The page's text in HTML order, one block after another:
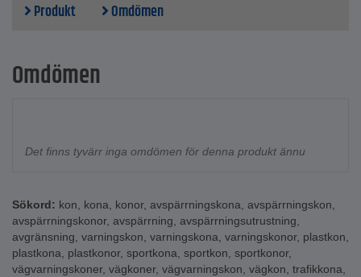
Produkt Omdömen
Omdömen
Det finns tyvärr inga omdömen för denna produkt ännu
Sökord: kon, kona, konor, avspärrningskona, avspärrningskon,
avspärrningskonor, avspärrning, avspärrningsutrustning,
avgränsning, varningskon, varningskona, varningskonor, plastkon,
plastkona, plastkonor, sportkona, sportkon, sportkonor,
vägvarningskoner, vägkoner, vägvarningskon, vägkon, trafikkona,